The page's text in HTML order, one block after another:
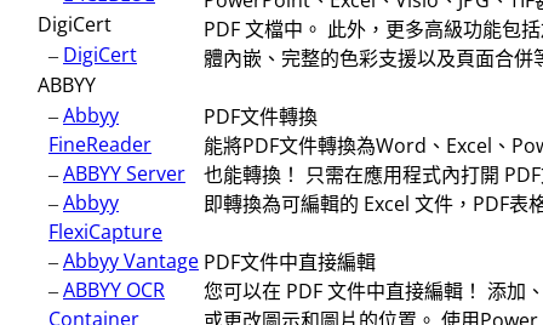
DigiCert
– DigiCert
ABBYY
–Abbyy
FineReader
–ABBYY Server
–Abbyy
FlexiCapture
–Abbyy Vantage
–ABBYY OCR
Container
PDF 文檔中。 此外，更多高級功能包
體內嵌、完整的色彩支援以及頁面合併
PDF文件轉換
能將PDF文件轉換為Word、Excel、
也能轉換！ 只需在應用程式內打開
即轉換為可編輯的 Excel 文件，PDF
PDF文件中直接編輯
您可以在 PDF 文件中直接編輯！ 添加